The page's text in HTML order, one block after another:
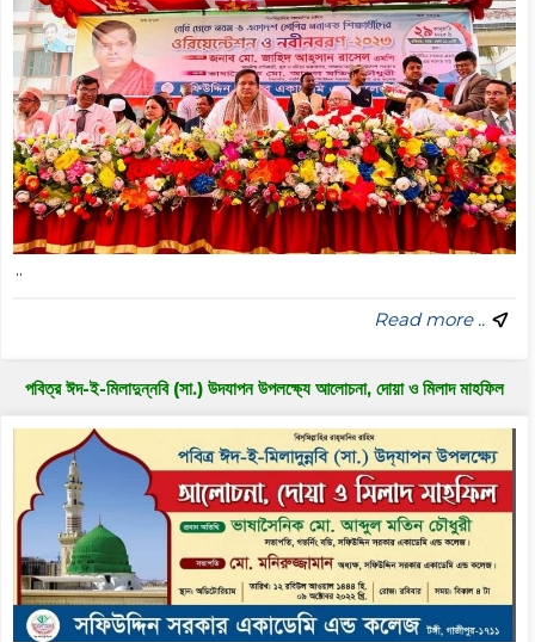
..
Read more ..
পবিত্র ঈদ-ই-মিলাদুন্নবি (সা.) উদযাপন উপলক্ষ্যে আলোচনা, দোয়া ও মিলাদ মাহফিল